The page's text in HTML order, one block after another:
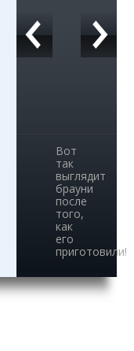
Вот
так
выглядит
брауни
после
того,
как
его
приготовили!